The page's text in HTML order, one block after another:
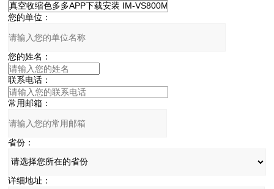
您的单位：
您的姓名：
联系电话：
常用邮箱：
省份：
详细地址：